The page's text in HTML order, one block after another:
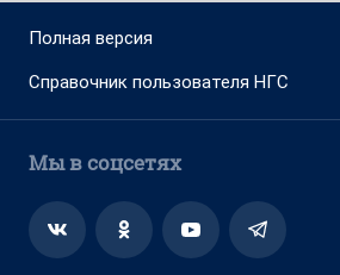
Полная версия
Справочник пользователя НГС
Мы в соцсетях